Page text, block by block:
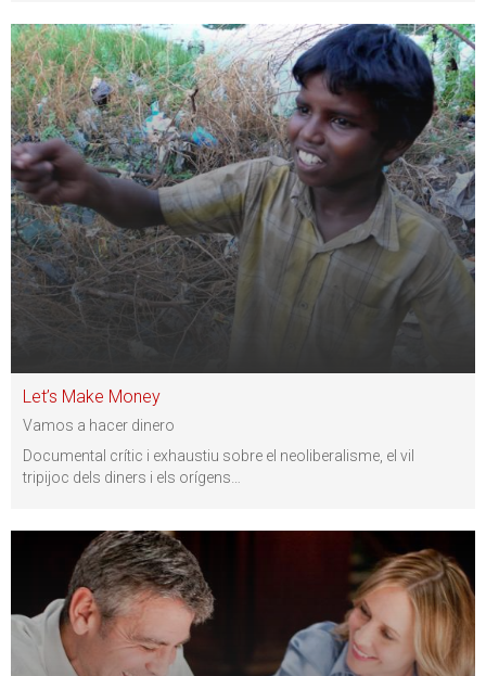
Let’s Make Money
Vamos a hacer dinero
Documental crític i exhaustiu sobre el neoliberalisme, el vil
tripijoc dels diners i els orígens